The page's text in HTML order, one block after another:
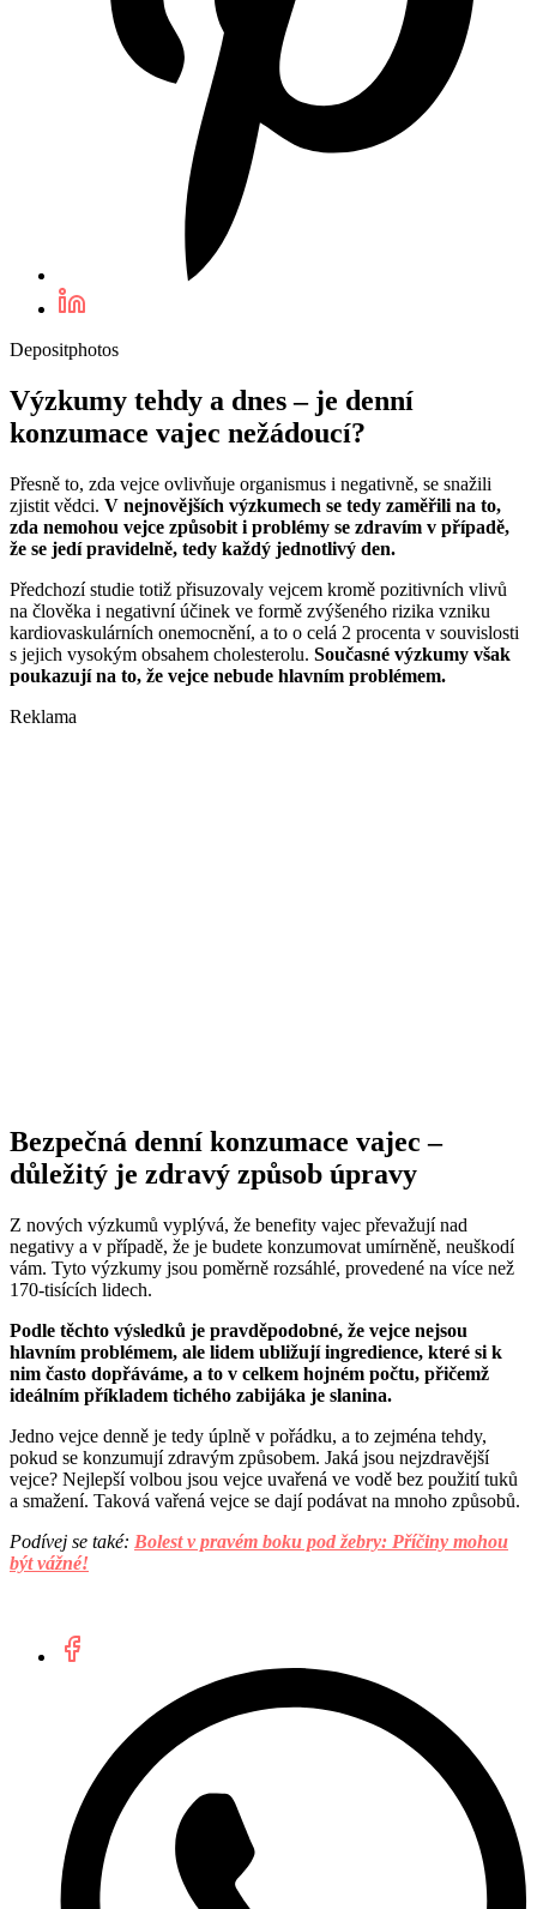
Depositphotos
Výzkumy tehdy a dnes – je denní
konzumace vajec nežádoucí?
Přesně to, zda vejce ovlivňuje organismus i negativně, se snažili
zjistit vědci. V nejnovějších výzkumech se tedy zaměřili na to,
zda nemohou vejce způsobit i problémy se zdravím v případě,
že se jedí pravidelně, tedy každý jednotlivý den.
Předchozí studie totiž přisuzovaly vejcem kromě pozitivních vlivů
na člověka i negativní účinek ve formě zvýšeného rizika vzniku
kardiovaskulárních onemocnění, a to o celá 2 procenta v souvislosti
s jejich vysokým obsahem cholesterolu. Současné výzkumy však
poukazují na to, že vejce nebude hlavním problémem.
Reklama
Bezpečná denní konzumace vajec –
důležitý je zdravý způsob úpravy
Z nových výzkumů vyplývá, že benefity vajec převažují nad
negativy a v případě, že je budete konzumovat umírněně, neuškodí
vám. Tyto výzkumy jsou poměrně rozsáhlé, provedené na více než
170-tisících lidech.
Podle těchto výsledků je pravděpodobné, že vejce nejsou
hlavním problémem, ale lidem ubližují ingredience, které si k
nim často dopřáváme, a to v celkem hojném počtu, přičemž
ideálním příkladem tichého zabijáka je slanina.
Jedno vejce denně je tedy úplně v pořádku, a to zejména tehdy,
pokud se konzumují zdravým způsobem. Jaká jsou nejzdravější
vejce? Nejlepší volbou jsou vejce uvařená ve vodě bez použití tuků
a smažení. Taková vařená vejce se dají podávat na mnoho způsobů.
Podívej se také: Bolest v pravém boku pod žebry: Příčiny mohou
být vážné!